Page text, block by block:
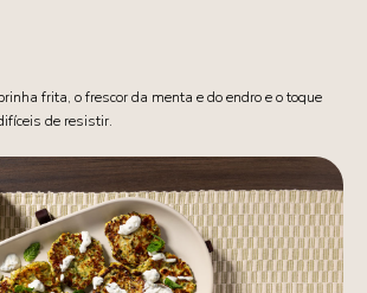
frita, o frescor da menta e do endro e o toque
de resistir.